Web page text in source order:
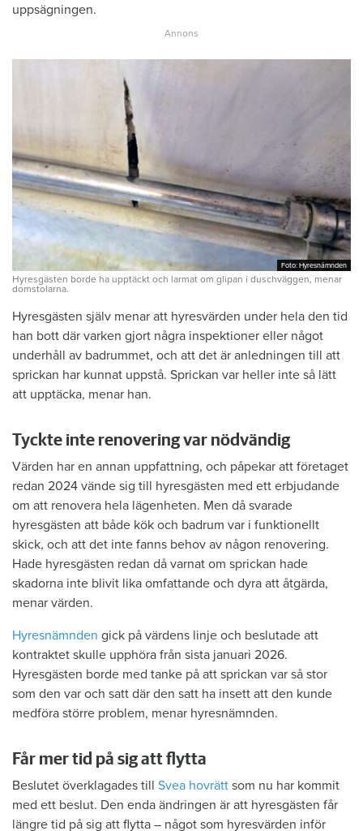
uppsägningen.
Foto: Hyresnämnden
Foto: Hyresnämnden
Hyresgästen borde ha upptäckt och larmat om glipan i duschväggen, menar
domstolarna.
Hyresgästen själv menar att hyresvärden under hela den tid
han bott där varken gjort några inspektioner eller något
underhåll av badrummet, och att det är anledningen till att
sprickan har kunnat uppstå. Sprickan var heller inte så lätt
att upptäcka, menar han.
Tyckte inte renovering var nödvändig
Värden har en annan uppfattning, och påpekar att företaget
redan 2024 vände sig till hyresgästen med ett erbjudande
om att renovera hela lägenheten. Men då svarade
hyresgästen att både kök och badrum var i funktionellt
skick, och att det inte fanns behov av någon renovering.
Hade hyresgästen redan då varnat om sprickan hade
skadorna inte blivit lika omfattande och dyra att åtgärda,
menar värden.
Hyresnämnden gick på värdens linje och beslutade att
kontraktet skulle upphöra från sista januari 2026.
Hyresgästen borde med tanke på att sprickan var så stor
som den var och satt där den satt ha insett att den kunde
medföra större problem, menar hyresnämnden.
Får mer tid på sig att flytta
Beslutet överklagades till Svea hovrätt som nu har kommit
med ett beslut. Den enda ändringen är att hyresgästen får
längre tid på sig att flytta – något som hyresvärden inför